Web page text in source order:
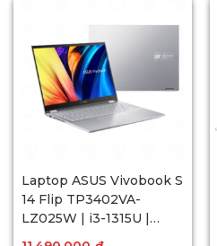
Laptop ASUS Vivobook S
14 Flip TP3402VA-
LZ025W | i3-1315U |
RAM 8GB | 256GB SSD |